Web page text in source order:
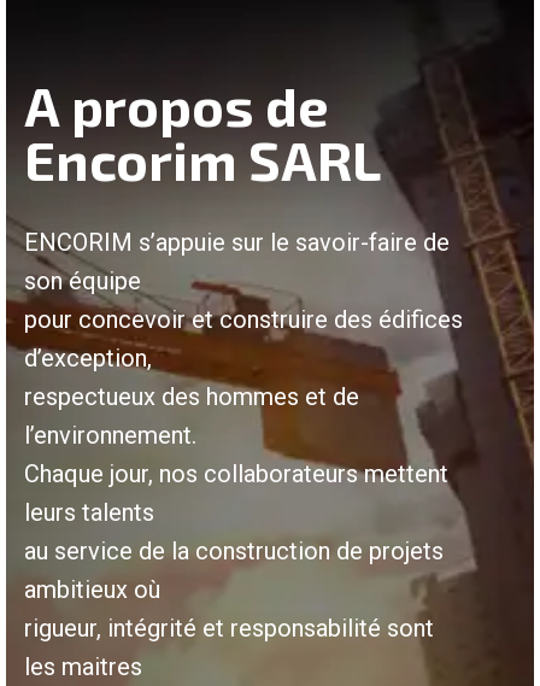
A propos de
Encorim SARL
ENCORIM s’appuie sur le savoir-faire de
son équipe
pour concevoir et construire des édifices
d’exception,
respectueux des hommes et de
l’environnement.
Chaque jour, nos collaborateurs mettent
leurs talents
au service de la construction de projets
ambitieux où
rigueur, intégrité et responsabilité sont
les maitres